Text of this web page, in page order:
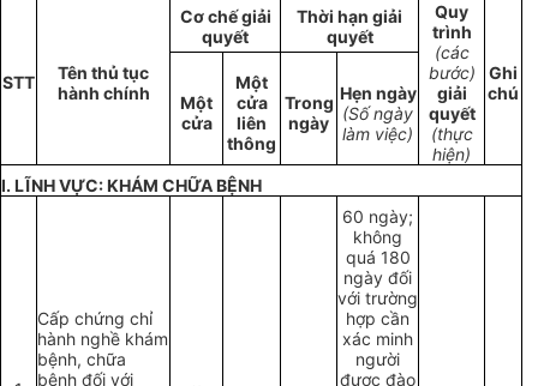
STT
Tên thủ tục
hành chính
Cơ chế giải
quyết
Thời hạn giải
quyết
Quy
trình
(các
bước)
giải
quyết
(thực
hiện)
Ghi
chú
Một
cửa
Một
cửa
liên
thông
Trong
ngày
Hẹn ngày
(Số ngày
làm việc)
I. LĨNH VỰC: KHÁM CHỮA BỆNH
Cấp chứng chỉ
hành nghề khám
bệnh, chữa
bệnh đối với
60 ngày;
không
quá 180
ngày đối
với trường
hợp cần
xác minh
người
được đào